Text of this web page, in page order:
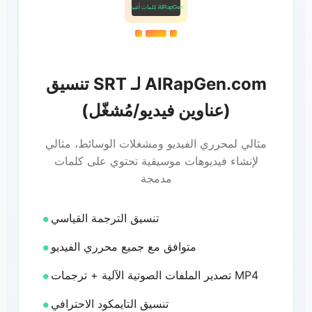
كلمات أغنية AIRapGen
تنسيق SRT لـ AIRapGen.com
(عناوين فيديو/مُشغّل)
مثالي لمحرري الفيديو ومشغلات الوسائط، مثالي
لإنشاء فيديوهات موسيقية تحتوي على كلمات
مدمجة
تنسيق الترجمة القياسي
متوافق مع جميع محرري الفيديو
تصدير الملفات الصوتية الآلية + ترجمات MP4
تنسيق التايمكود الاحترافي